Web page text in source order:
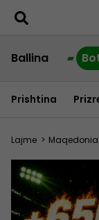
Ballina
Prishtina
Lajme > Maqedonia